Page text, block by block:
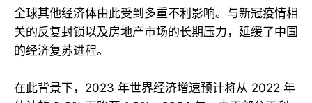
全球其他经济体由此受到多重不利影响。与新冠疫情相
关的反复封锁以及房地产市场的长期压力，延缓了中国
的经济复苏进程。
在此背景下，2023 年世界经济增速预计将从 2022 年